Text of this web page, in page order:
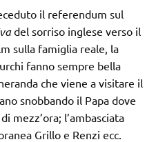
il referendum sul
del sorriso inglese verso il
sulla famiglia reale, la
fanno sempre bella
che viene a visitare il
snobbando il Papa dove
mezz’ora; l’ambasciata
Grillo e Renzi ecc.